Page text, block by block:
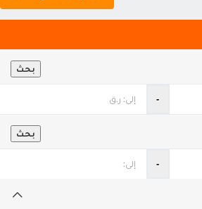
بحث
‐
بحث
‐